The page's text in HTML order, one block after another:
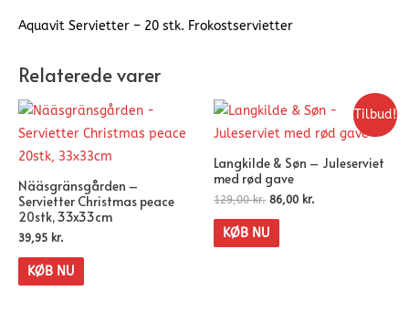
Aquavit Servietter – 20 stk. Frokostservietter
Relaterede varer
Nääsgränsgården –
Servietter Christmas peace
20stk, 33x33cm
39,95 kr.
KØB NU
Tilbud!
Langkilde & Søn – Juleserviet
med rød gave
129,00kr. 86,00 kr.
KØB NU